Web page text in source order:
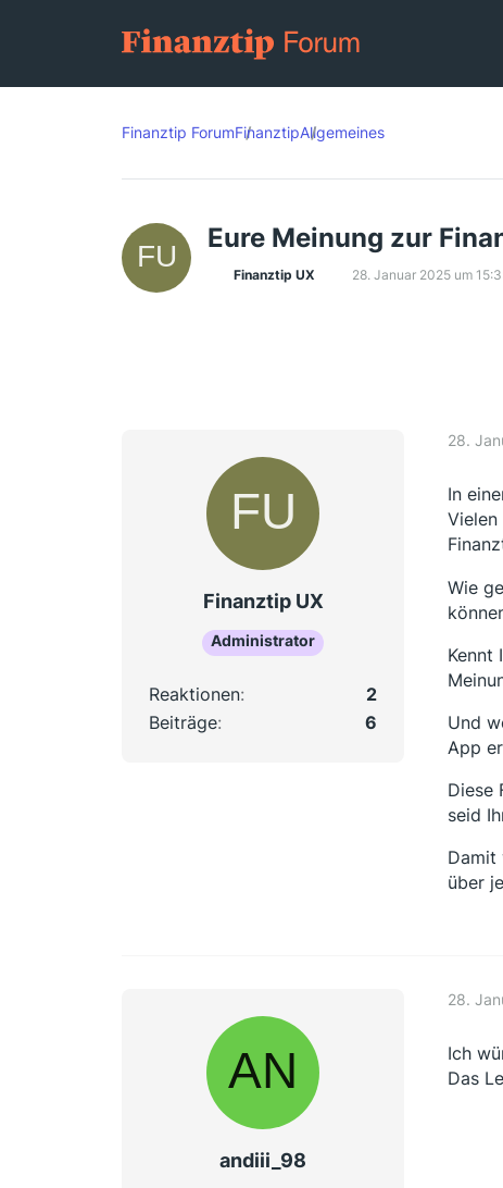
Finanztip ForumFinanztipAllgemeines
Eure Meinung zur
Finanztip UX 28. Januar 2025 um
Finanztip UX
Administrator
Reaktionen
2
Beiträge
6
28.
In
Vielen
Wie
Kennt
Und
App
Diese
seid
Damit
über
andiii_98
28.
Ich
Das